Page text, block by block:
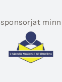
sponsorjat minn